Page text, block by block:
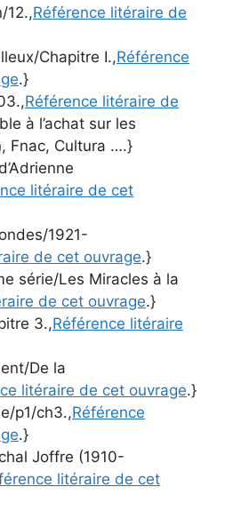
12.,Référence litéraire de
Chapitre I.,Référence
.}
Référence litéraire de
à l’achat sur les
Fnac, Cultura ….}
litéraire de cet
1921-
de cet ouvrage.}
série/Les Miracles à la
de cet ouvrage.}
3.,Référence litéraire
De la
litéraire de cet ouvrage.}
p1/ch3.,Référence
.}
Joffre (1910-
litéraire de cet